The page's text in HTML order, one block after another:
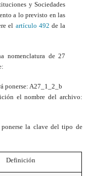
y Sociedades
a lo previsto en las
el artículo 492 de la
nomenclatura de 27
ponerse: A27_1_2_b
el nombre del archivo:
la clave del tipo de
Definición